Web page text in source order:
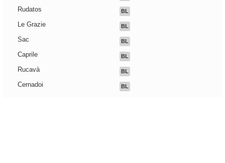
Rudatos BL
Le Grazie BL
Sac BL
Caprile BL
Rucavà BL
Cernadoi BL